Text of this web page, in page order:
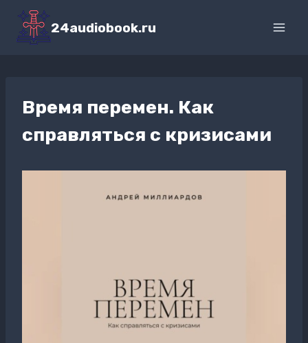
Перейти
содержимому
24audiobook.ru
Время перемен. Как
справляться с кризисами